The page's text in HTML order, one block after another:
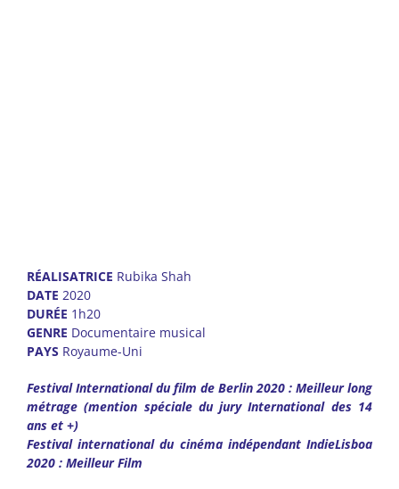
RÉALISATRICE Rubika Shah
DATE 2020
DURÉE 1h20
GENRE Documentaire musical
PAYS Royaume-Uni
Festival International du film de Berlin 2020 : Meilleur long
métrage (mention spéciale du jury International des 14
ans et +)
Festival international du cinéma indépendant IndieLisboa
2020 : Meilleur Film